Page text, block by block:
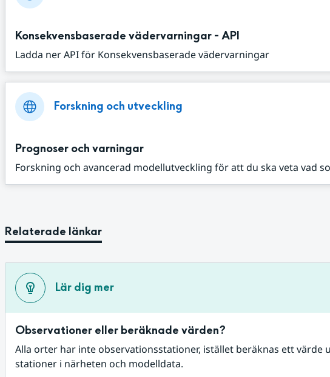
Konsekvensbaserade vädervarningar - API
Ladda ner API för Konsekvensbaserade vädervarningar
Forskning och utveckling
Prognoser och varningar
Forskning och avancerad modellutveckling för att du ska veta vad
Relaterade länkar
Lär dig mer
Observationer eller beräknade värden?
Alla orter har inte observationsstationer, istället beräknas ett värde
stationer i närheten och modelldata.